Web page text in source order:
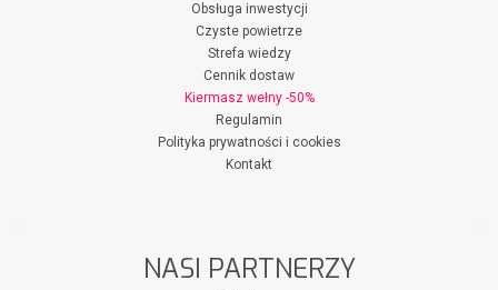
Obsługa inwestycji
Czyste powietrze
Strefa wiedzy
Cennik dostaw
Kiermasz wełny -50%
Regulamin
Polityka prywatności i cookies
Kontakt
NASI PARTNERZY